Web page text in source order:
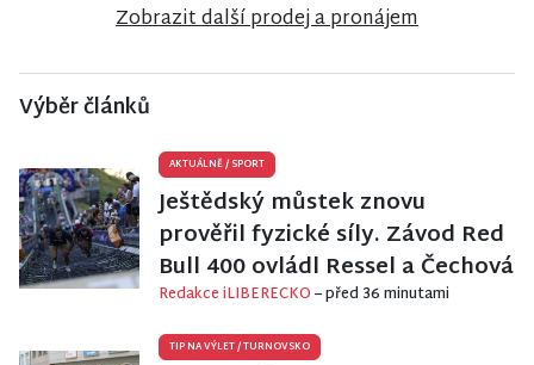
Zobrazit další prodej a pronájem
Výběr článků
AKTUÁLNĚ/SPORT
Ještědský můstek znovu
prověřil fyzické síly. Závod Red
Bull 400 ovládl Ressel a Čechová
Redakce iLIBERECKO– před 36 minutami
TIP NA VÝLET/TURNOVSKO